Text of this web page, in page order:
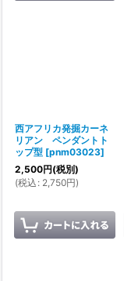
西アフリカ発掘カーネ
リアン ペンダントト
ップ型 [pnm03023]
2,500円(税別)
(税込 : 2,750円)